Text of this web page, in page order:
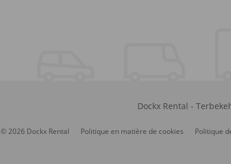
Dockx Rental -
© 2026 Dockx Rental Politique en matière de cookies Politique